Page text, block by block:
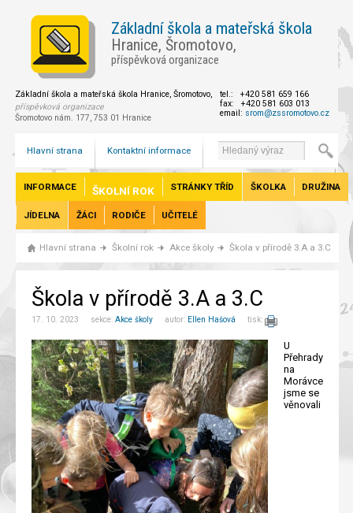
Základní škola a mateřská škola
Hranice, Šromotovo,
příspěvková organizace
Základní škola a mateřská škola Hranice, Šromotovo,
příspěvková organizace
Šromotovo nám. 177, 753 01 Hranice
tel.: +420 581 659 166
fax: +420 581 603 013
email: srom@zssromotovo.cz
Hlavní strana Kontaktní informace
INFORMACE ŠKOLNÍ ROK STRÁNKY TŘÍD ŠKOLKA DRUŽINA
JÍDELNA ŽÁCI RODIČE UČITELÉ
Hlavní strana Školní rok Akce školy Škola v přírodě 3.A a 3.C
Škola v přírodě 3.A a 3.C
17. 10. 2023 sekce: Akce školy autor: Ellen Hašová tisk:
U
Přehrady
na
Morávce
jsme se
věnovali